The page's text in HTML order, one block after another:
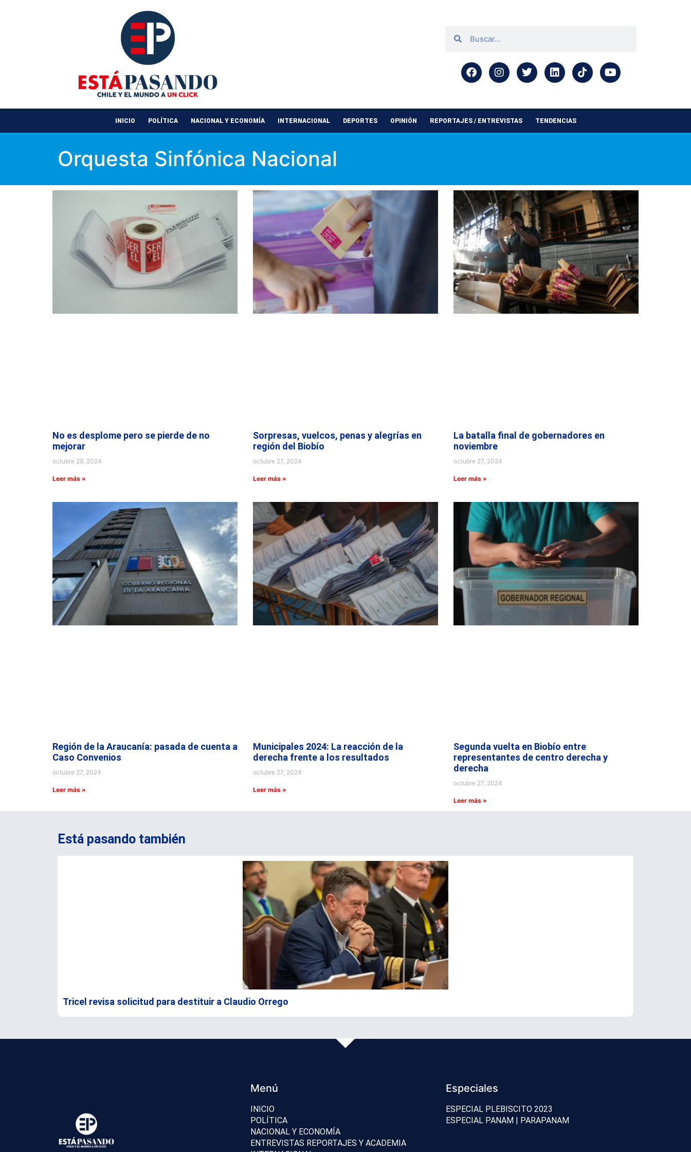
INICIO POLÍTICA NACIONAL Y ECONOMÍA INTERNACIONAL DEPORTES OPINIÓN REPORTAJES / ENTREVISTAS TENDENCIAS
Orquesta Sinfónica Nacional
No es desplome pero se pierde de no
mejorar
octubre 29, 2024
Leer más »
Sorpresas, vuelcos, penas y alegrías en
región del Biobío
octubre 27, 2024
Leer más »
La batalla final de gobernadores en
noviembre
octubre 27, 2024
Leer más »
Región de la Araucanía: pasada de cuenta a
Caso Convenios
octubre 27, 2024
Leer más »
Municipales 2024: La reacción de la
derecha frente a los resultados
octubre 27, 2024
Leer más »
Segunda vuelta en Biobío entre
representantes de centro derecha y
derecha
octubre 27, 2024
Leer más »
Está pasando también
Tricel revisa solicitud para destituir a Claudio Orrego
Menú
INICIO
POLÍTICA
NACIONAL Y ECONOMÍA
ENTREVISTAS REPORTAJES Y ACADEMIA
Especiales
ESPECIAL PLEBISCITO 2023
ESPECIAL PANAM | PARAPANAM